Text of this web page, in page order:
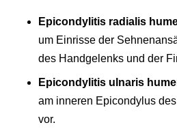
Epicondylitis radialis
um Einrisse der
des Handgelenks und der
Epicondylitis ulnaris
am inneren Epicondylus
vor.